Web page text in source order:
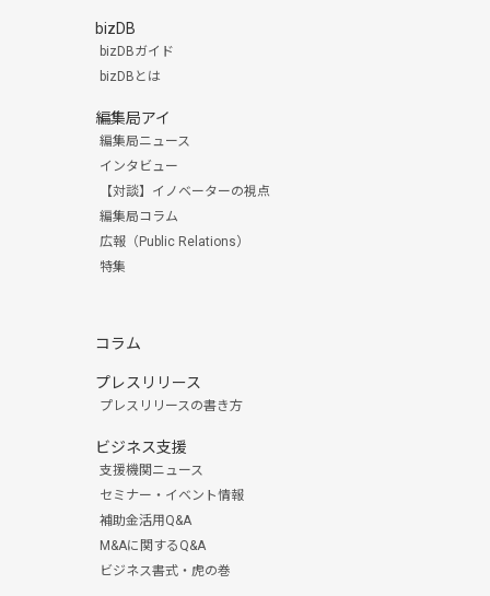
bizDB
bizDBガイド
bizDBとは
編集局アイ
編集局ニュース
インタビュー
【対談】イノベーターの視点
編集局コラム
広報（Public Relations）
特集
コラム
プレスリリース
プレスリリースの書き方
ビジネス支援
支援機関ニュース
セミナー・イベント情報
補助金活用Q&A
M&Aに関するQ&A
ビジネス書式・虎の巻